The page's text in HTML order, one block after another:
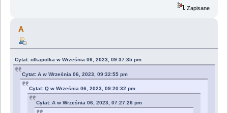
Zapisane
A
Cytat: olkapolka w Września 06, 2023, 09:37:35 pm
Cytat: A w Września 06, 2023, 09:32:55 pm
Cytat: Q w Września 06, 2023, 09:20:32 pm
Cytat: A w Września 06, 2023, 07:27:26 pm